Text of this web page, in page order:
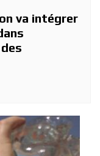
va intégrer